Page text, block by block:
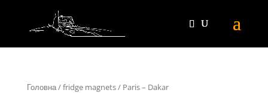
Головна/fridge magnets/ Paris – Dakar